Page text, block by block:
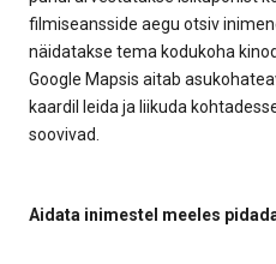
filmiseansside aegu otsiv
näidatakse tema kodukoha
Google Mapsis aitab
kaardil leida ja liikuda
soovivad.
Aidata inimestel meeles